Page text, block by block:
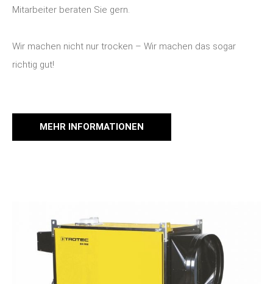
Mitarbeiter beraten Sie gern.
Wir machen nicht nur trocken – Wir machen das sogar
richtig gut!
MEHR INFORMATIONEN